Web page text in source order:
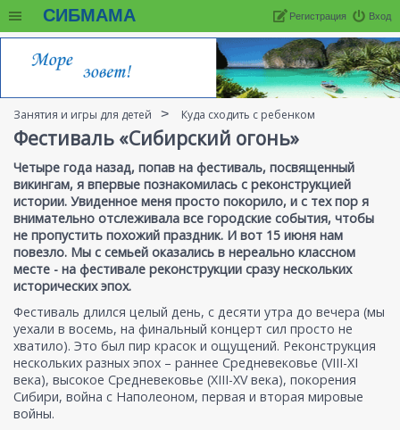
СИБМАМА Вход
Регистрация
Занятия и игры для детей Куда сходить с ребенком
Фестиваль «Сибирский огонь»
Четыре года назад, попав на фестиваль, посвященный
викингам, я впервые познакомилась с реконструкцией
истории. Увиденное меня просто покорило, и с тех пор я
внимательно отслеживала все городские события, чтобы
не пропустить похожий праздник. И вот 15 июня нам
повезло. Мы с семьей оказались в нереально классном
месте - на фестивале реконструкции сразу нескольких
исторических эпох.
Фестиваль длился целый день, с десяти утра до вечера (мы
уехали в восемь, на финальный концерт сил просто не
хватило). Это был пир красок и ощущений. Реконструкция
нескольких разных эпох – раннее Cредневековье (VIII-XI
века), высокое Средневековье (XIII-XV века), покорения
Сибири, война с Наполеоном, первая и вторая мировые
войны.